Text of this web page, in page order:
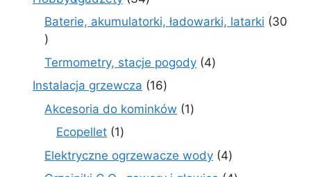
produkty
Baterie, akumulatorki, ładowarki, latarki
30
30
produktów
Termometry, stacje pogody 44
Instalacja grzewcza 1616
produktów
Akcesoria do kominków 11
Ecopellet 11
Elektryczne ogrzewacze wody 44
produkty